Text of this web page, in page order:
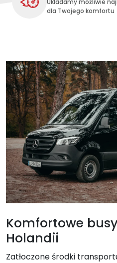
dla Twojego komfortu
Komfortowe
Holandii
Zatłoczone środki